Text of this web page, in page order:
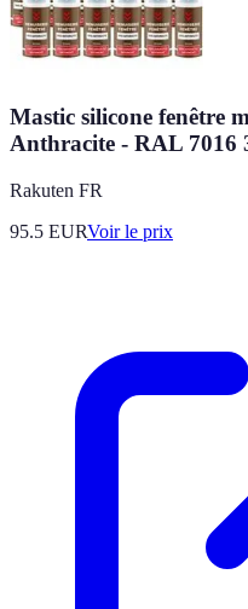
Mastic silicone fenêtre
Anthracite - RAL 7016
Rakuten FR
95.5 EURVoir le prix